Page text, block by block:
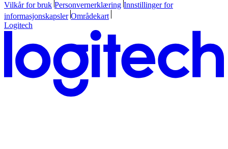
Vilkår for bruk Personvernerklæring Innstillinger for
informasjonskapsler Områdekart
Logitech